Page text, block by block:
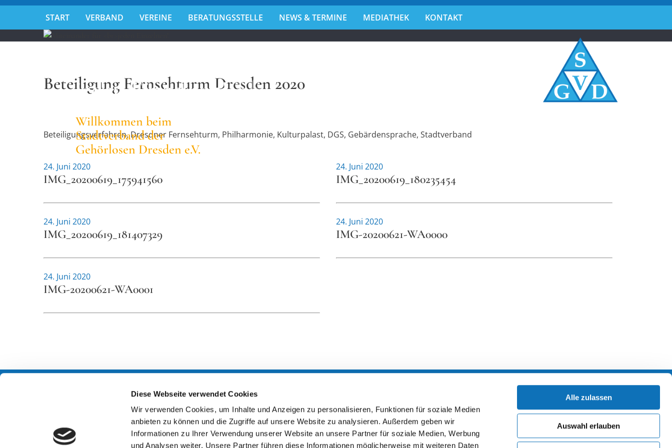
Diese Webseite verwendet Cookies
Wir verwenden Cookies, um Inhalte und Anzeigen zu personalisieren, Funktionen für soziale Medien
anbieten zu können und die Zugriffe auf unsere Website zu analysieren. Außerdem geben wir
Informationen zu Ihrer Verwendung unserer Website an unsere Partner für soziale Medien, Werbung
und Analysen weiter. Unsere Partner führen diese Informationen möglicherweise mit weiteren Daten
Alle zulassen
Auswahl erlauben
START VERBAND VEREINE BERATUNGSSTELLE NEWS & TERMINE MEDIATHEK KONTAKT
jeden Einzelnen!
Willkommen beim
Stadtverband der
Gehörlosen Dresden e.V.
Beteiligung Fernsehturm Dresden 2020
Beteiligungsverfahren, Dresdner Fernsehturm, Philharmonie, Kulturpalast, DGS, Gebärdensprache, Stadtverband
24. Juni 2020
IMG_20200619_175941560
24. Juni 2020
IMG_20200619_180235454
24. Juni 2020
IMG_20200619_181407329
24. Juni 2020
IMG-20200621-WA0000
24. Juni 2020
IMG-20200621-WA0001
Gehörlosen Dresden e.V.
Öffnungszeiten
Begegnungsstätte
Dienstag 14 – 22 Uhr
Datenschutz